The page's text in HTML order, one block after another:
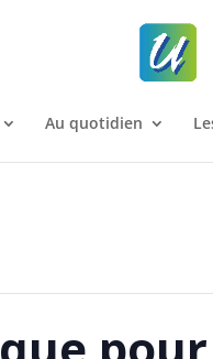
Au quotidien